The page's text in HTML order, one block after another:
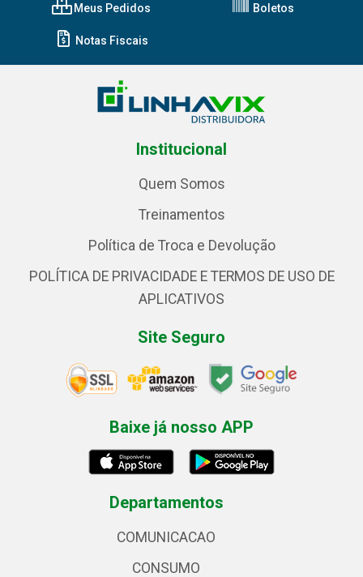
Meus Pedidos Boletos
Notas Fiscais
Institucional
Quem Somos
Treinamentos
Política de Troca e Devolução
POLÍTICA DE PRIVACIDADE E TERMOS DE USO DE
APLICATIVOS
Site Seguro
Baixe já nosso APP
Departamentos
COMUNICACAO
CONSUMO